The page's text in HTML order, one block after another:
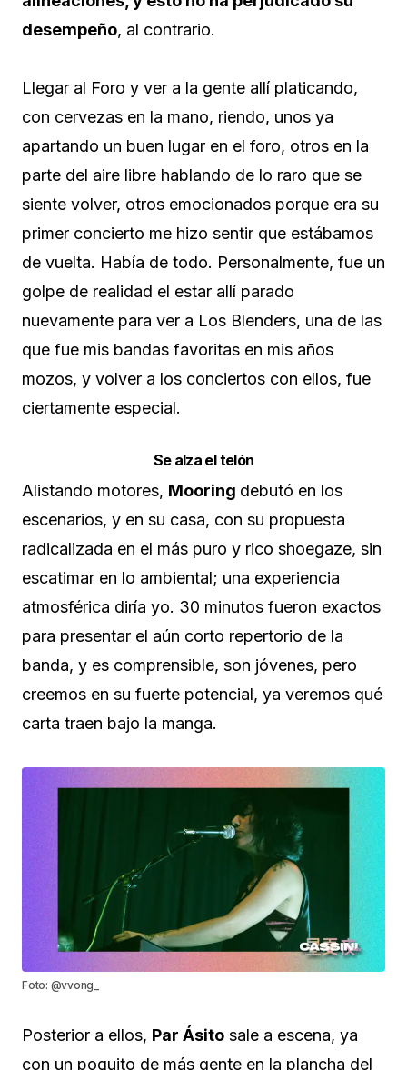
desempeño, al contrario.
Llegar al Foro y ver a la gente allí platicando,
con cervezas en la mano, riendo, unos ya
apartando un buen lugar en el foro, otros en la
parte del aire libre hablando de lo raro que se
siente volver, otros emocionados porque era su
primer concierto me hizo sentir que estábamos
de vuelta. Había de todo. Personalmente, fue un
golpe de realidad el estar allí parado
nuevamente para ver a Los Blenders, una de las
que fue mis bandas favoritas en mis años
mozos, y volver a los conciertos con ellos, fue
ciertamente especial.
Se alza el telón
Alistando motores, Mooring debutó en los
escenarios, y en su casa, con su propuesta
radicalizada en el más puro y rico shoegaze, sin
escatimar en lo ambiental; una experiencia
atmosférica diría yo. 30 minutos fueron exactos
para presentar el aún corto repertorio de la
banda, y es comprensible, son jóvenes, pero
creemos en su fuerte potencial, ya veremos qué
carta traen bajo la manga.
Foto: @vvong_
Posterior a ellos, Par Ásito sale a escena, ya
con un poquito de más gente en la plancha del